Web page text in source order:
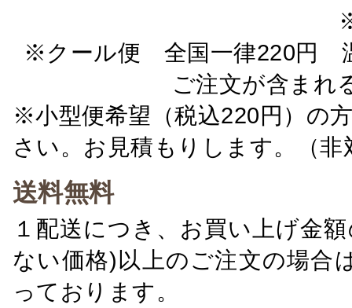
※クール便 全国一律220円
ご注文が含ま
※小型便希望（税込220円）の
さい。お見積もりします。（非
送料無料
１配送につき、お買い上げ金
ない価格)以上のご注文の場合
っております。